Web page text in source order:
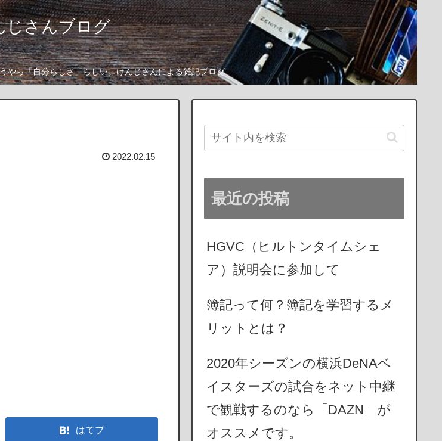
じさんブログ
やら「自分らしさ」らしい。けんじさんによる雑記ブログ
2022.02.15
はてブ
最近の投稿
HGVC（ヒルトンタイムシェ
ア）説明会に参加して
簿記って何？簿記を学習するメ
リットとは？
2020年シーズンの横浜DeNAベ
イスターズの試合をネット中継
で観戦するのなら「DAZN」が
オススメです。